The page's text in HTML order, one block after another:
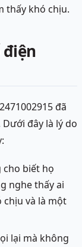
thấy khó chịu.
điện
đã
đây là lý do
biết họ
nghe thấy ai
chịu và là một
lại mà không